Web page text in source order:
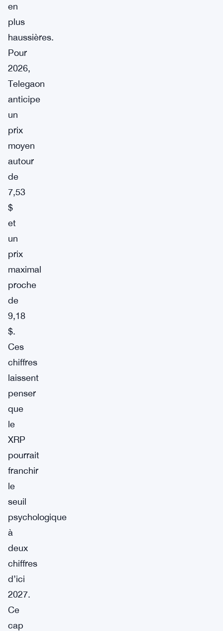
en
plus
haussières.
Pour
2026,
Telegaon
anticipe
un
prix
moyen
autour
de
7,53
$
et
un
prix
maximal
proche
de
9,18
$.
Ces
chiffres
laissent
penser
que
le
XRP
pourrait
franchir
le
seuil
psychologique
à
deux
chiffres
d’ici
2027.
Ce
cap